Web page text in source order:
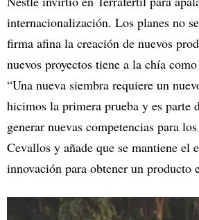
internacionalización. Los planes no
firma afina la creación de nuevos
nuevos proyectos tiene a la chía
“Una nueva siembra requiere un
hicimos la primera prueba y es parte
generar nuevas competencias para
Cevallos y añade que se mantiene el
innovación para obtener un producto